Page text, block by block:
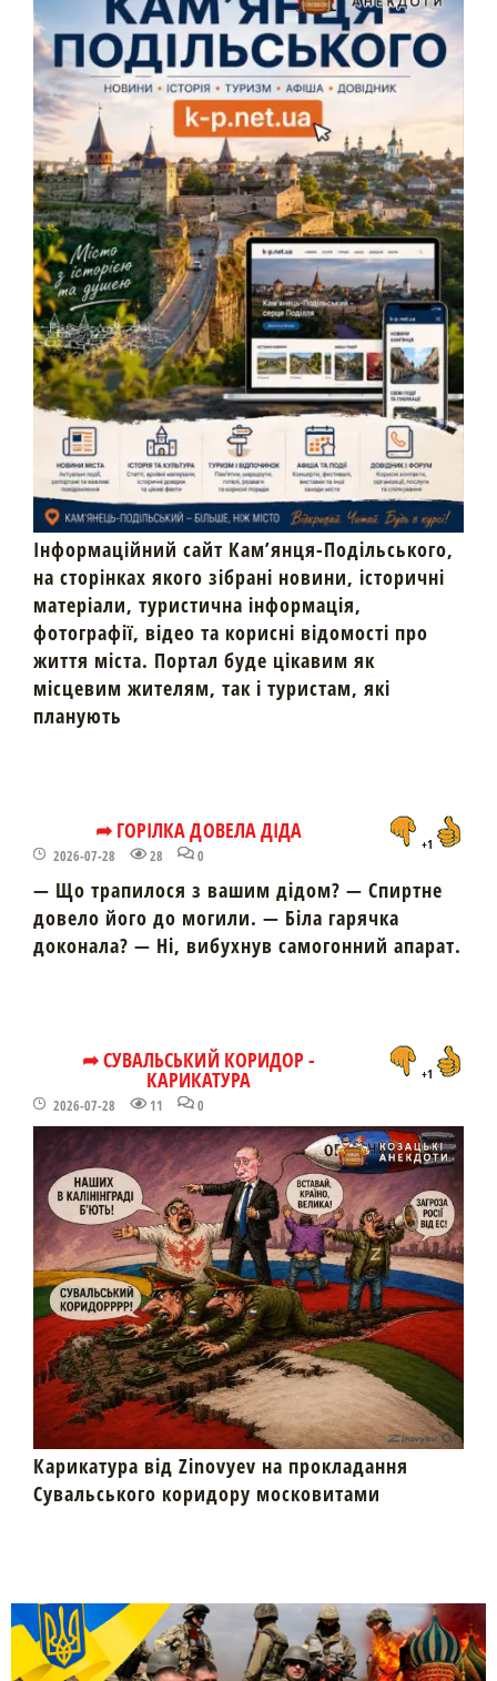
Інформаційний сайт Кам’янця-Подільського,
на сторінках якого зібрані новини, історичні
матеріали, туристична інформація,
фотографії, відео та корисні відомості про
життя міста. Портал буде цікавим як
місцевим жителям, так і туристам, які
планують
➦ ГОРІЛКА ДОВЕЛА ДІДА
2026-07-28 28 0
+1
— Що трапилося з вашим дідом? — Спиртне
довело його до могили. — Біла гарячка
доконала? — Ні, вибухнув самогонний апарат.
➦ СУВАЛЬСЬКИЙ КОРИДОР -
КАРИКАТУРА
2026-07-28 11 0
+1
Карикатура від Zinovyev на прокладання
Сувальського коридору московитами